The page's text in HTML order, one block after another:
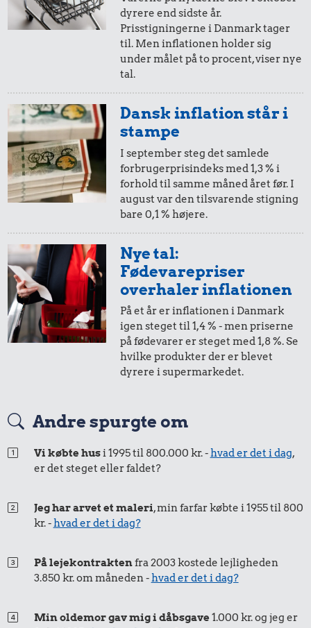
20 kr.
200 g smør
18 kr.
Husholdningssprit
Kylling
1 kg havregryn
Rugbrød
15 kr.
20,-
i 2014
= 24,-
i 2024
12,-
5,-
i 2014
= 6,-
i 2024
2,-
i 2014 i 2024
1,-
i 2014
= 1,-
i 2024
i 2014
dyrere end sidste år.
Prisstigningerne i Danmark tager
til. Men inflationen holder sig
under målet på to procent, viser nye
tal.
Dansk inflation står i
stampe
I september steg det samlede
forbrugerprisindeks med 1,3 % i
forhold til samme måned året før. I
august var den tilsvarende stigning
bare 0,1 % højere.
Nye tal:
Fødevarepriser
overhaler inflationen
På et år er inflationen i Danmark
igen steget til 1,4 % - men priserne
på fødevarer er steget med 1,8 %. Se
hvilke produkter der er blevet
dyrere i supermarkedet.
Andre spurgte om
Vi købte husi 1995 til 800.000 kr. -hvad er det i dag,
er det steget eller faldet?
Jeg har arvet et maleri, min farfar købte i 1955 til 800
kr. -hvad er det i dag?
På lejekontraktenfra 2003 kostede lejligheden
3.850 kr. om måneden -hvad er det i dag?
Min oldemor gav mig i dåbsgave1.000 kr. og jeg er